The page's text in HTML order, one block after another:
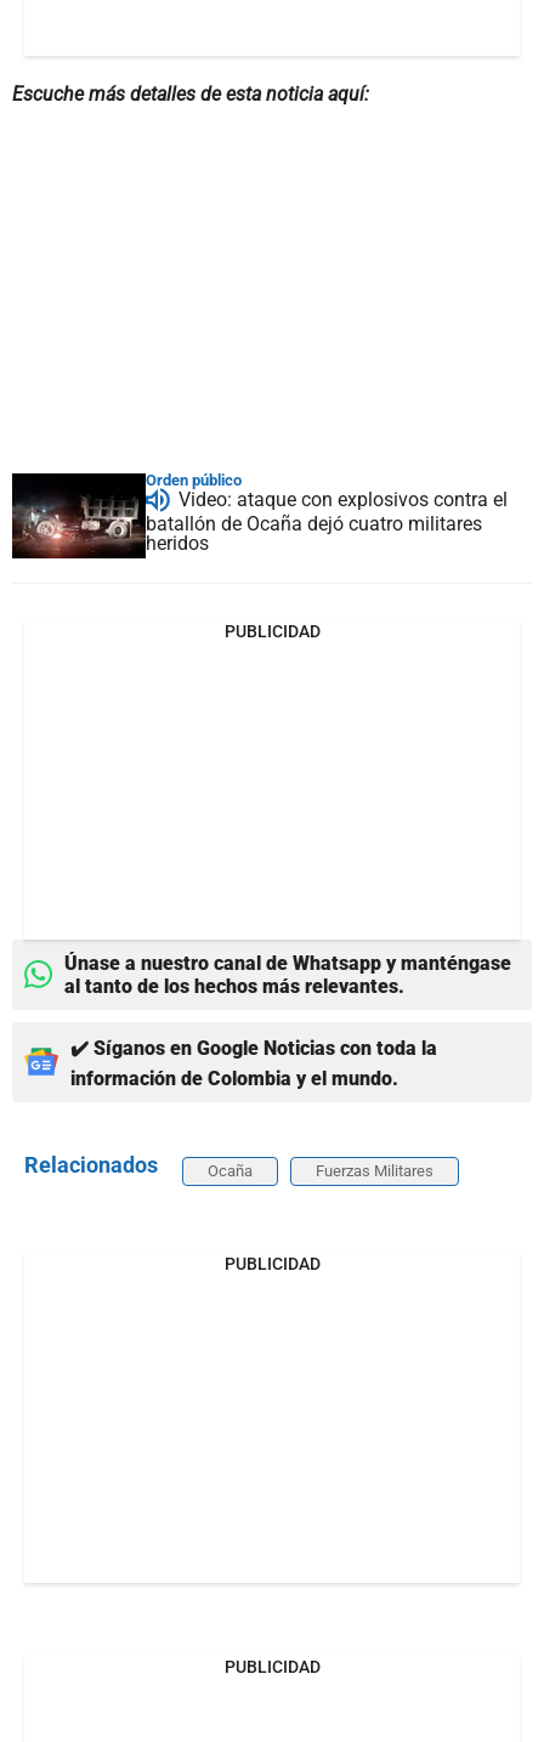
Escuche más detalles de esta noticia aquí:
Orden público
Video: ataque con explosivos contra el
batallón de Ocaña dejó cuatro militares
heridos
PUBLICIDAD
Únase a nuestro canal de Whatsapp y manténgase
al tanto de los hechos más relevantes.
✔️ Síganos en Google Noticias con toda la
información de Colombia y el mundo.
Relacionados Ocaña Fuerzas Militares
PUBLICIDAD
PUBLICIDAD